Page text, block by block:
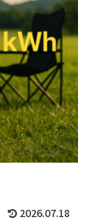
2026.07.18